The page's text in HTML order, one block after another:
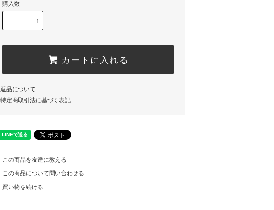
購入数
カートに入れる
返品について
特定商取引法に基づく表記
この商品を友達に教える
この商品について問い合わせる
買い物を続ける